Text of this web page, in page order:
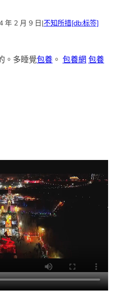
年 2 月 9 日|不知所措[db:标签]
。多睡覺包養 。包養網 包養